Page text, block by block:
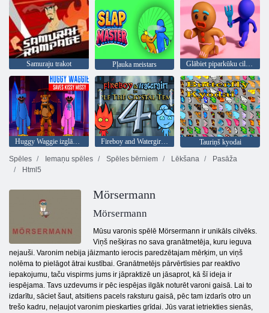
Samuraju trakot Pļauka meistars Glābiet piparkūku cilvēku
Huggy Waggie izglābj Kissy Missy Fireboy and Watergirl 4: Kristāla templis
Tauriņš kyodai
Spēles
Iemaņu spēles Spēles bērniem Lēkšana
Pasāža
Html5
Mörsermann
Mörsermann
Mūsu varonis spēlē Mörsermann ir unikāls cilvēks.
Viņš nešķiras no sava granātmetēja, kuru ieguva
nejauši. Varonim nebija jāizmanto ierocis paredzētajam mērķim, un viņš
nolēma to pielāgot ātrai kustībai. Granātmetējs pārvērtīsies par reaktīvo
iepakojumu, taču vispirms jums ir jāpraktizē un jāsaprot, kā šī ideja ir
iespējama. Tavs uzdevums ir pēc iespējas ilgāk noturēt varoni gaisā. Lai to
izdarītu, sāciet šaut, atsitiens pacels raksturu gaisā, pēc tam izdarīs otro un
trešo kadru, neļaujot varonim pieskarties grīdai. Jūs varat ietriekties sienās,